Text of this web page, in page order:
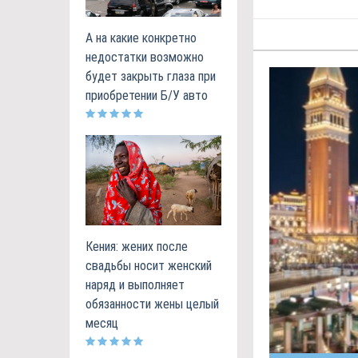
А на какие конкретно
недостатки возможно
будет закрыть глаза при
приобретении Б/У авто
Кения: жених после
свадьбы носит женский
наряд и выполняет
обязанности жены целый
месяц